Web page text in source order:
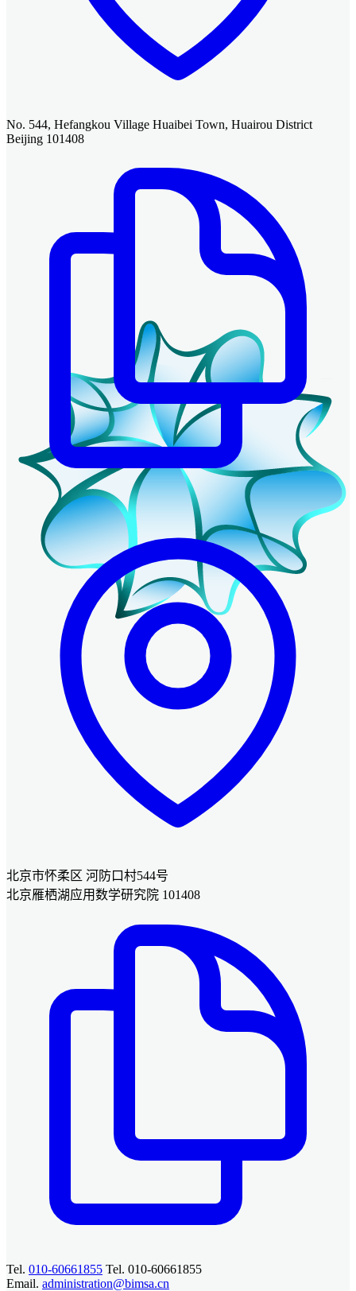
No. 544, Hefangkou Village Huaibei Town, Huairou District
Beijing 101408
北京市怀柔区 河防口村544号
北京雁栖湖应用数学研究院 101408
Tel. 010-60661855 Tel. 010-60661855
Email. administration@bimsa.cn